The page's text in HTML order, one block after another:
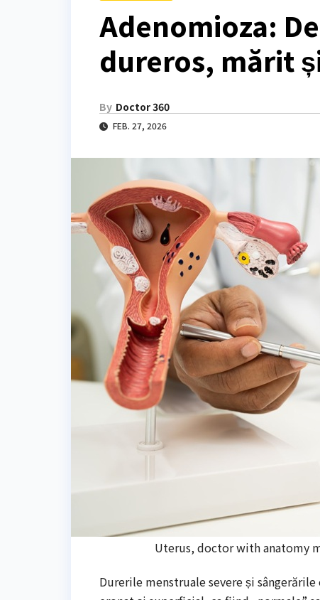
Adenomioza:
dureros, mărit
By Doctor 360
FEB. 27, 2026
Uterus, doctor with anatomy
Durerile menstruale severe și